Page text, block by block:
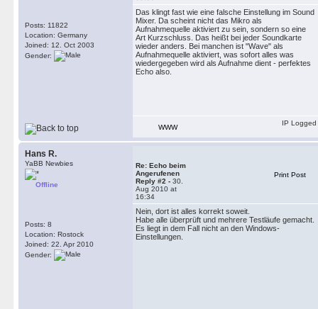
Posts: 11822
Location: Germany
Joined: 12. Oct 2003
Gender:
Das klingt fast wie eine falsche Einstellung im Sound
Mixer. Da scheint nicht das Mikro als
Aufnahmequelle aktiviert zu sein, sondern so eine
Art Kurzschluss. Das heißt bei jeder Soundkarte
wieder anders. Bei manchen ist "Wave" als
Aufnahmequelle aktiviert, was sofort alles was
wiedergegeben wird als Aufnahme dient - perfektes
Echo also.
WWW
IP Logged
Hans R.
YaBB Newbies
Offline
Posts: 8
Location: Rostock
Joined: 22. Apr 2010
Gender:
Re: Echo beim
Angerufenen
Reply #2 - 30.
Aug 2010 at
16:34
Print Post
Nein, dort ist alles korrekt soweit.
Habe alle überprüft und mehrere Testläufe gemacht.
Es liegt in dem Fall nicht an den Windows-
Einstellungen.